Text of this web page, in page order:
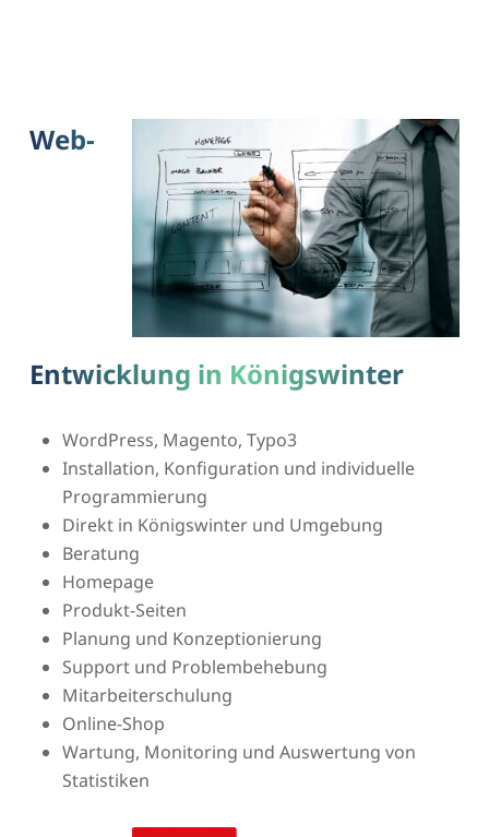
Web-
Entwicklung in Königswinter
WordPress, Magento, Typo3
Installation, Konfiguration und individuelle
Programmierung
Direkt in Königswinter und Umgebung
Beratung
Homepage
Produkt-Seiten
Planung und Konzeptionierung
Support und Problembehebung
Mitarbeiterschulung
Online-Shop
Wartung, Monitoring und Auswertung von
Statistiken